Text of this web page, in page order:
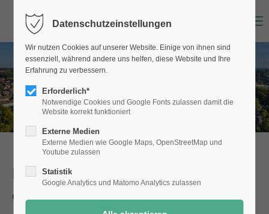
Dienstleistungen der Stadt Selm
einfach online!
Datenschutzeinstellungen
Wir nutzen Cookies auf unserer Website. Einige von ihnen sind
essenziell, während andere uns helfen, diese Website und Ihre
Erfahrung zu verbessern.
Erforderlich*
Notwendige Cookies und Google Fonts zulassen damit die
Website korrekt funktioniert
Externe Medien
Externe Medien wie Google Maps, OpenStreetMap und
Youtube zulassen
Statistik
Google Analytics und Matomo Analytics zulassen